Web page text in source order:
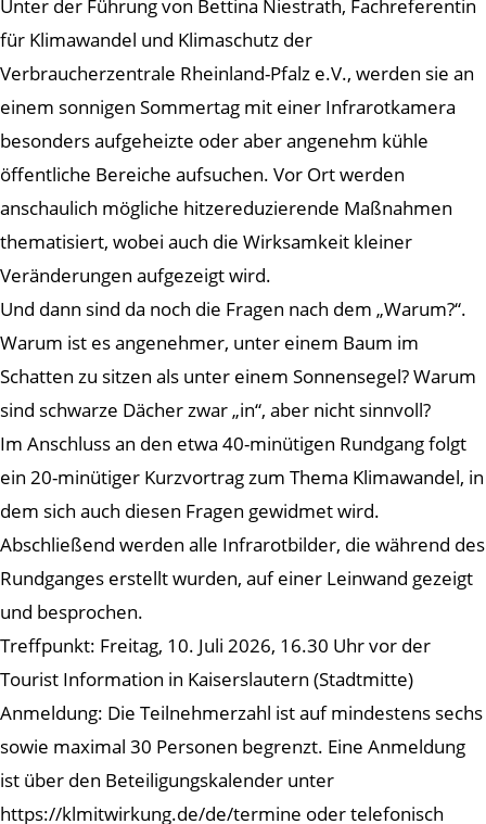
Unter der Führung von Bettina Niestrath, Fachreferentin
für Klimawandel und Klimaschutz der
Verbraucherzentrale Rheinland-Pfalz e.V., werden sie an
einem sonnigen Sommertag mit einer Infrarotkamera
besonders aufgeheizte oder aber angenehm kühle
öffentliche Bereiche aufsuchen. Vor Ort werden
anschaulich mögliche hitzereduzierende Maßnahmen
thematisiert, wobei auch die Wirksamkeit kleiner
Veränderungen aufgezeigt wird.
Und dann sind da noch die Fragen nach dem „Warum?“.
Warum ist es angenehmer, unter einem Baum im
Schatten zu sitzen als unter einem Sonnensegel? Warum
sind schwarze Dächer zwar „in“, aber nicht sinnvoll?
Im Anschluss an den etwa 40-minütigen Rundgang folgt
ein 20-minütiger Kurzvortrag zum Thema Klimawandel, in
dem sich auch diesen Fragen gewidmet wird.
Abschließend werden alle Infrarotbilder, die während des
Rundganges erstellt wurden, auf einer Leinwand gezeigt
und besprochen.
Treffpunkt: Freitag, 10. Juli 2026, 16.30 Uhr vor der
Tourist Information in Kaiserslautern (Stadtmitte)
Anmeldung: Die Teilnehmerzahl ist auf mindestens sechs
sowie maximal 30 Personen begrenzt. Eine Anmeldung
ist über den Beteiligungskalender unter
https://klmitwirkung.de/de/termine oder telefonisch